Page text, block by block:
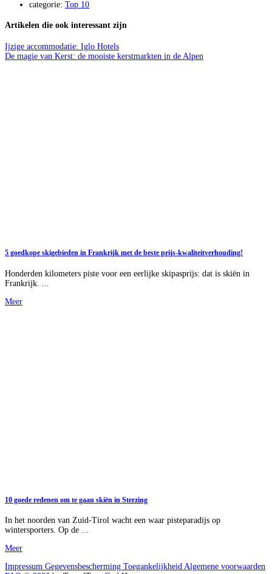
categorie: Top 10
Artikelen die ook interessant zijn
Ijzige accommodatie: Iglo Hotels
De magie van Kerst: de mooiste kerstmarkten in de Alpen
5 goedkope skigebieden in Frankrijk met de beste prijs-kwaliteitverhouding!
Honderden kilometers piste voor een eerlijke skipasprijs: dat is skiën in
Frankrijk. ...
Meer
10 goede redenen om te gaan skiën in Sterzing
In het noorden van Zuid-Tirol wacht een waar pisteparadijs op
wintersporters. Op de ...
Meer
Impressum Gegevensbescherming Toegankelijkheid Algemene voorwaarden